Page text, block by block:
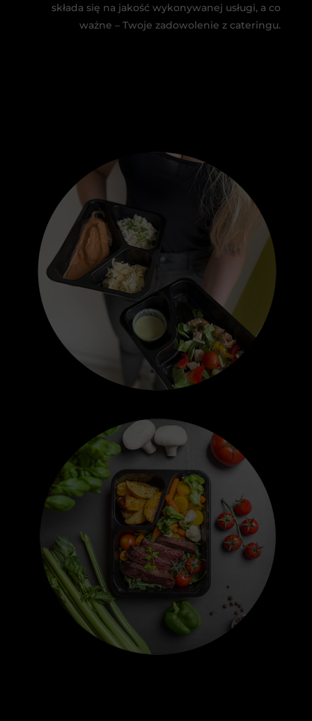
składa się na jakość wykonywanej usługi, a co
ważne – Twoje zadowolenie z cateringu.